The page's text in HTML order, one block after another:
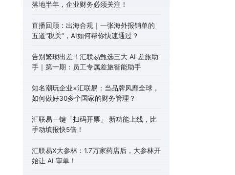
落地半年，企业财务必须关注！
直播回顾：出海合规｜一张海外报销单的
五道“税关”，AI如何帮你快速通过？
告别繁琐出差！汇联易甄选三大 AI 差旅助
手｜第一期：员工专属差旅智能助手
知名潮玩企业×汇联易：当品牌风靡全球，
如何做好30多个国家的财务管理？
汇联易一键「扫码开票」 新功能上线，比
手动填报快5倍！
汇联易X大参林：1.7万家药店后，大参林开
始让 AI 审单！